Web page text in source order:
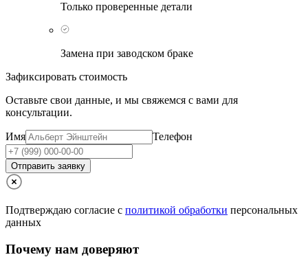
Только проверенные детали
Замена при заводском браке
Зафиксировать стоимость
Оставьте свои данные, и мы свяжемся с вами для
консультации.
Имя Телефон
Отправить заявку
Подтверждаю согласие с политикой обработки персональных
данных
Почему нам доверяют